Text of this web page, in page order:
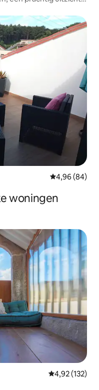
Gemiddelde
4,96 (84)
woningen
Gemiddelde
4,92 (132)